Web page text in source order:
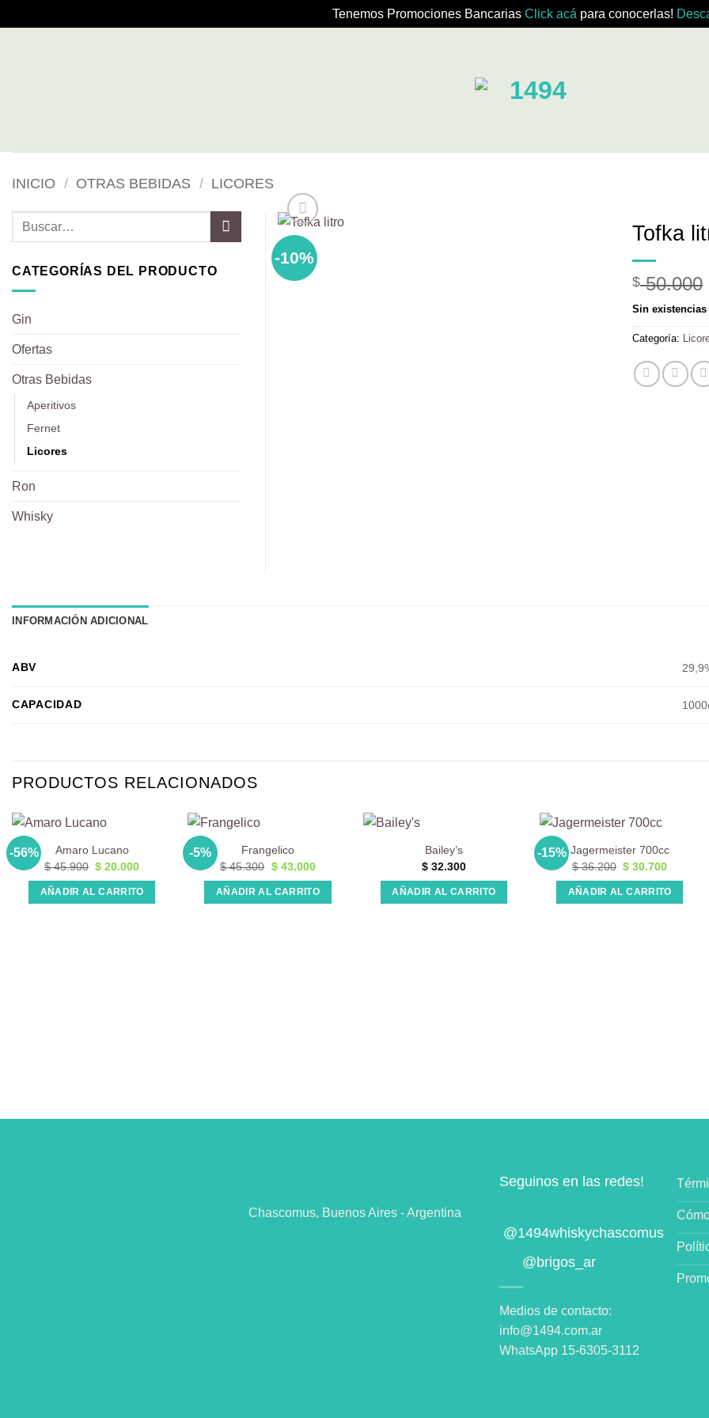
Tenemos Promociones Bancarias Click acá para conocerlas!
INICIO / OTRAS BEBIDAS / LICORES
-10%
Tofka
$50.000
Sin existencias
Categoría:
Buscar
CATEGORÍAS DEL PRODUCTO
Gin
Ofertas
Otras Bebidas
Aperitivos
Fernet
Licores
Ron
Whisky
INFORMACIÓN ADICIONAL
ABV
CAPACIDAD
PRODUCTOS RELACIONADOS
-56%
Amaro Lucano
$45.900 El
original
era:
$ 20.000El
actual
es:
AÑADIR AL CARRITO
-5%
Frangelico
$45.300 El
original
era:
$43.000El
actual
es:
AÑADIR AL CARRITO
Bailey’s
$32.300
AÑADIR AL CARRITO
-15% Jagermeister 700cc
$36.200 El
original
era:
$ 30.700El
actual
es:
AÑADIR AL CARRITO
Chascomus, Buenos Aires - Argentina
Seguinos en las redes!
@1494whiskychascomus
@brigos_ar
Medios de contacto:
info@1494.com.ar
WhatsApp 15-6305-3112